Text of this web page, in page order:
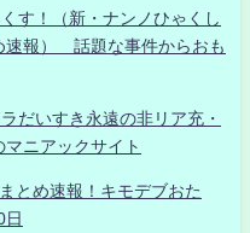
す！（新・ナンノひゃくし
速報） 話題な事件からおも
だいすき永遠の非リア充・
ニアックサイト
とめ速報！キモデブおた
日